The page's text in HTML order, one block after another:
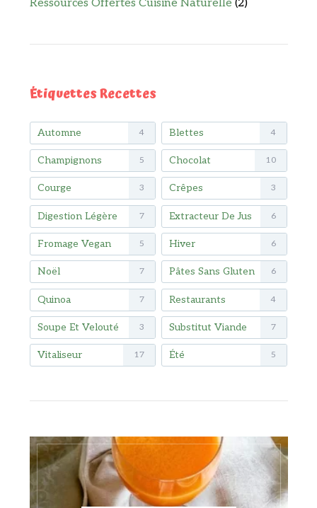
Ressources Offertes Cuisine Naturelle (2)
Étiquettes Recettes
Automne 4 Blettes 4
Champignons 5 Chocolat 10
Courge 3 Crêpes 3
Digestion Légère 7 Extracteur De Jus 6
Fromage Vegan 5 Hiver 6
Noël 7 Pâtes Sans Gluten 6
Quinoa 7 Restaurants 4
Soupe Et Velouté 3 Substitut Viande 7
Vitaliseur 17 Été 5